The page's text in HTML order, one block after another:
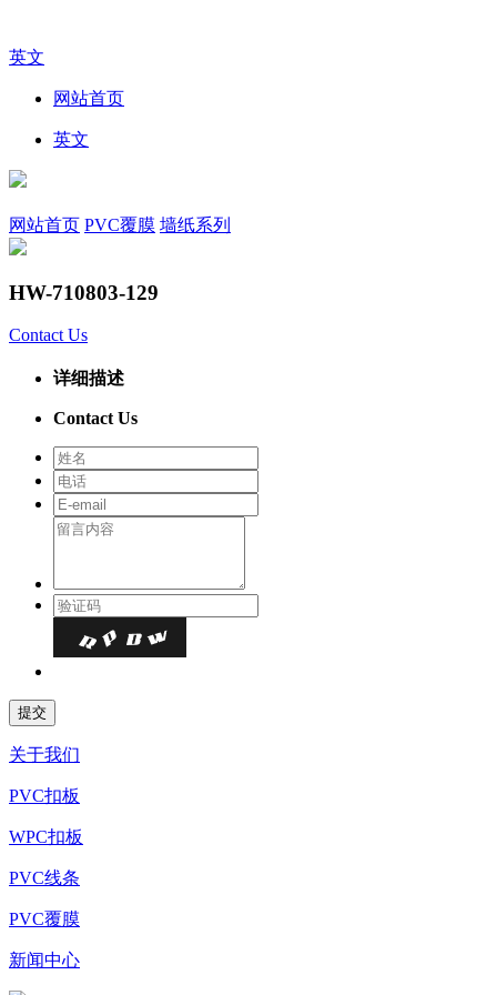
英文
网站首页
英文
网站首页 PVC覆膜 墙纸系列
HW-710803-129
Contact Us
详细描述
Contact Us
关于我们
PVC扣板
WPC扣板
PVC线条
PVC覆膜
新闻中心